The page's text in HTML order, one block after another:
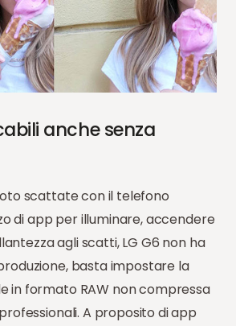
anche senza
scattate con il telefono
di app per illuminare, accendere
agli scatti, LG G6 non ha
basta impostare la
in formato RAW non compressa
A proposito di app